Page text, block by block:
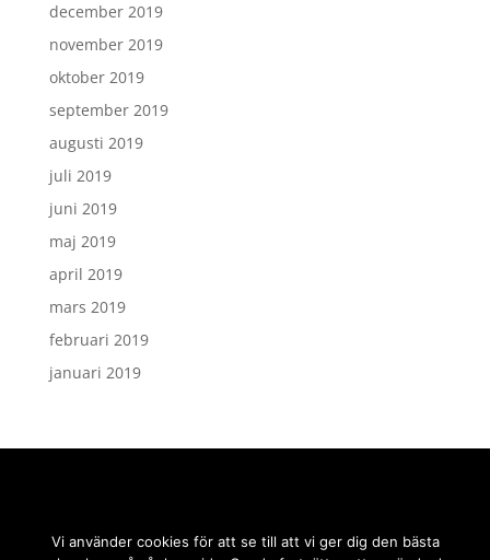
december 2019
november 2019
oktober 2019
september 2019
augusti 2019
juli 2019
juni 2019
maj 2019
april 2019
mars 2019
februari 2019
januari 2019
Vi använder cookies för att se till att vi ger dig den bästa